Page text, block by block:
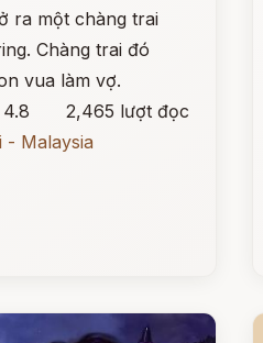
ra một chàng trai
Chàng trai đó
vua làm vợ.
4.8
2,465 lượt đọc
- Malaysia